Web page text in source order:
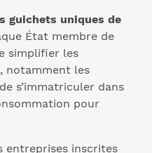
guichets uniques de
État membre de
simplifier les
notamment les
s’immatriculer dans
pour
entreprises inscrites